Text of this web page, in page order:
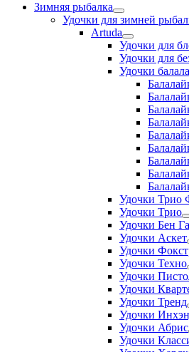
Зимняя рыбалка
Удочки для зимней
Artuda
Удочки для
Удочки для
Удочки
Удочки Трио
Удочки Трио
Удочки Бен
Удочки Аскет
Удочки
Удочки Техно
Удочки
Удочки
Удочки Тренд
Удочки
Удочки Абрис
Удочки